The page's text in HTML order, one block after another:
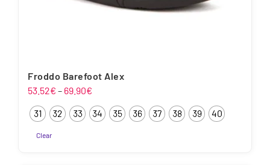
Froddo Barefoot Alex
53.52€ – 69.90€
53.52€
kuni
31 32 33 34 35 36 37 38 39 40
Clear